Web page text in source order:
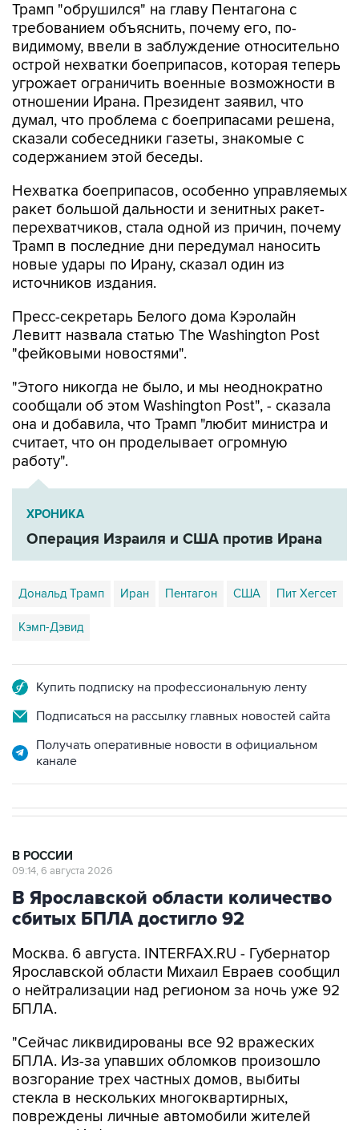
Трамп "обрушился" на главу Пентагона с
требованием объяснить, почему его, по-
видимому, ввели в заблуждение относительно
острой нехватки боеприпасов, которая теперь
угрожает ограничить военные возможности в
отношении Ирана. Президент заявил, что
думал, что проблема с боеприпасами решена,
сказали собеседники газеты, знакомые с
содержанием этой беседы.
Нехватка боеприпасов, особенно управляемых
ракет большой дальности и зенитных ракет-
перехватчиков, стала одной из причин, почему
Трамп в последние дни передумал наносить
новые удары по Ирану, сказал один из
источников издания.
Пресс-секретарь Белого дома Кэролайн
Левитт назвала статью The Washington Post
"фейковыми новостями".
"Этого никогда не было, и мы неоднократно
сообщали об этом Washington Post", - сказала
она и добавила, что Трамп "любит министра и
считает, что он проделывает огромную
работу".
ХРОНИКА
Операция Израиля и США против Ирана
Дональд Трамп Иран Пентагон США Пит Хегсет
Кэмп-Дэвид
Купить подписку на профессиональную ленту
Подписаться на рассылку главных новостей сайта
Получать оперативные новости в официальном
канале
В РОССИИ
09:14, 6 августа 2026
В Ярославской области количество
сбитых БПЛА достигло 92
Москва. 6 августа. INTERFAX.RU - Губернатор
Ярославской области Михаил Евраев сообщил
о нейтрализации над регионом за ночь уже 92
БПЛА.
"Сейчас ликвидированы все 92 вражеских
БПЛА. Из-за упавших обломков произошло
возгорание трех частных домов, выбиты
стекла в нескольких многоквартирных,
повреждены личные автомобили жителей